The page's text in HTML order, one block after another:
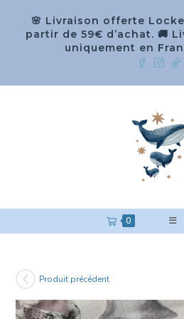
🌸 Livraison offerte
partir de 59€ d’achat. 🚚
uniquement en
0
Produit précédent